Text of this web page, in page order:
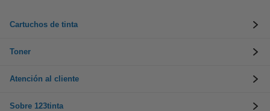
Cartuchos de tinta
Toner
Atención al cliente
Sobre 123tinta